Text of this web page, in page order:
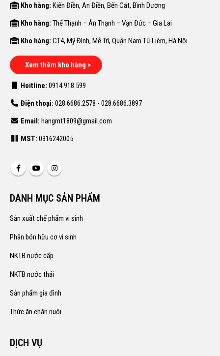
Kho hàng: Kiến Điền, An Điền, Bến Cát, Bình Dương
Kho hàng: Thế Thạnh – Ân Thạnh – Vạn Đức – Gia Lai
Kho hàng: CT4, Mỹ Đình, Mễ Trì, Quận Nam Từ Liêm, Hà Nội
Xem thêm kho hàng >
Hoitline: 0914.918.599
Điện thoại: 028.6686.2578 - 028.6686.3897
Email: hangmt1809@gmail.com
MST: 0316242005
DANH MỤC SẢN PHẨM
Sản xuất chế phẩm vi sinh
Phân bón hữu cơ vi sinh
NKTB nước cấp
NKTB nước thải
Sản phẩm gia đình
Thức ăn chăn nuôi
DỊCH VỤ